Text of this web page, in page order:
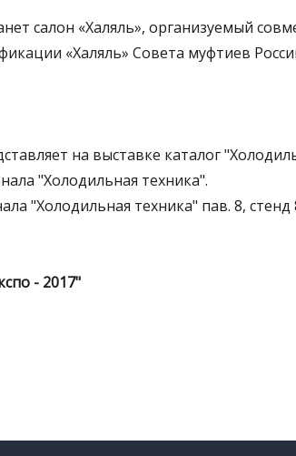
салон «Халяль», организуемый
«Халяль» Совета муфтиев
на выставке каталог
"Холодильная техника".
"Холодильная техника" пав. 8, стенд
- 2017"